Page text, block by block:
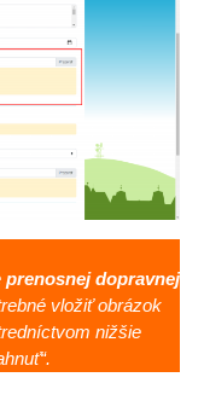
prenosnej dopravnej
vložiť obrázok
nižšie